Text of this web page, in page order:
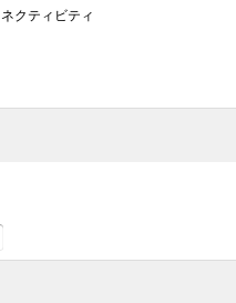
クティビティ